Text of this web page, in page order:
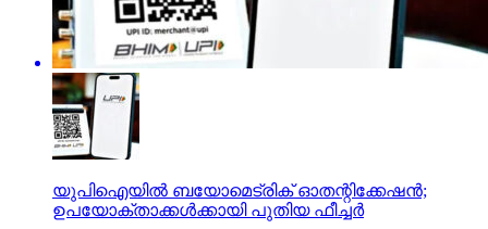
യുപിഐയില്‍ ബയോമെട്രിക് ഓതന്റിക്കേഷന്‍;
ഉപയോക്താക്കള്‍ക്കായി പുതിയ ഫീച്ചര്‍